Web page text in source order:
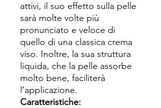
attivi, il suo effetto sulla pelle
sarà molte volte più
pronunciato e veloce di
quello di una classica crema
viso. Inoltre, la sua struttura
liquida, che la pelle assorbe
molto bene, faciliterà
l’applicazione.
Caratteristiche: